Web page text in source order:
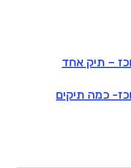
– תיק אחד
כמה תיקים